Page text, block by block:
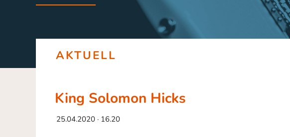
AKTUELL
King Solomon Hicks
25.04.2020 · 16.20